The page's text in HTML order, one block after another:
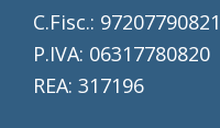
C.Fisc.: 97207790821
P.IVA: 06317780820
REA: 317196